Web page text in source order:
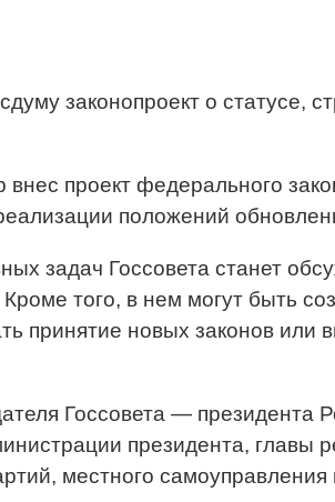
законопроект о статусе,
внес проект федерального
положений
задач Госсовета станет
того, в нем могут быть
принятие новых законов
Госсовета — президента
президента, главы
местного